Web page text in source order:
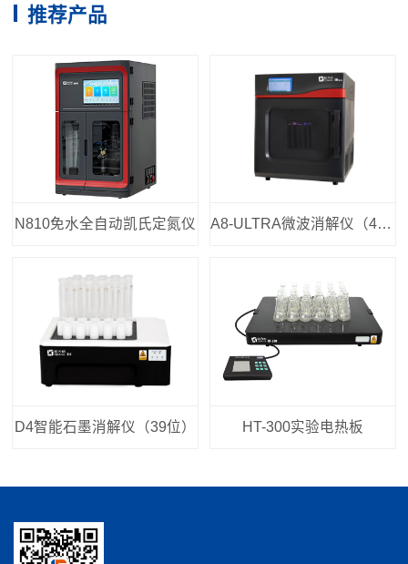
推荐产品
N810免水全自动凯氏定氮仪 A8-ULTRA微波消解仪（40位）
D4智能石墨消解仪（39位） HT-300实验电热板